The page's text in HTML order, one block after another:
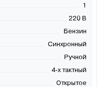
1
220 В
Бензин
Синхронный
Ручной
4-х тактный
Открытое